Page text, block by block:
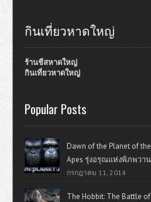
กินเที่ยวหาดใหญ่
ร้านชีสหาดใหญ่
กินเที่ยวหาดใหญ่
Popular Posts
Dawn of the Planet of the
Apes รุ่งอรุณแห่งพิภพวาน
กรกฎาคม 11, 2014
The Hobbit: The Battle